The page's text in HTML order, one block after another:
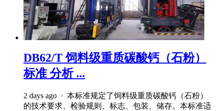
DB62/T 饲料级重质碳酸钙（石粉）
标准 分析 ...
2 days ago · 本标准规定了饲料级重质碳酸钙（石粉）
的技术要求、检验规则、标志、包装、储存。本标准适